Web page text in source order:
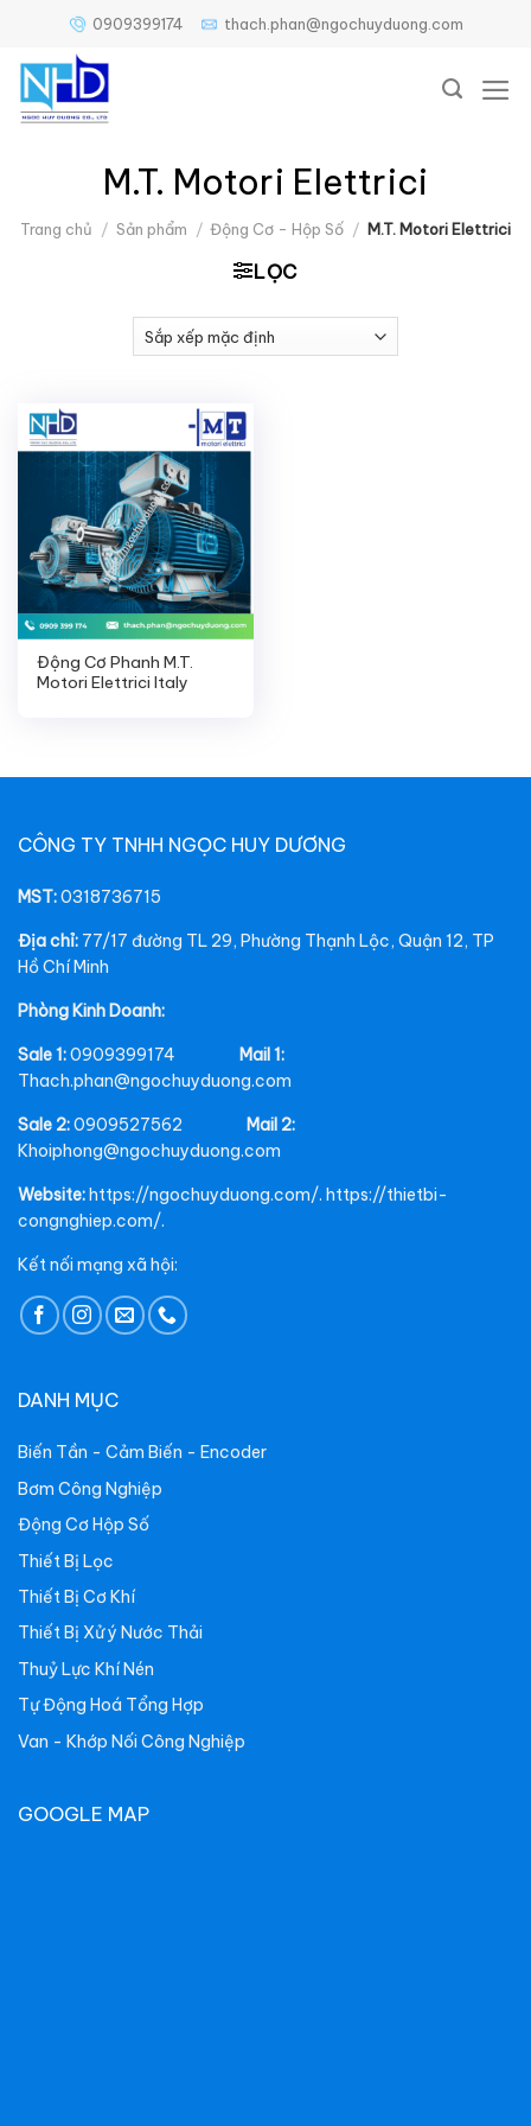
nội
dung
0909399174 thach.phan@ngochuyduong.com
M.T. Motori Elettrici
Trang chủ / Sản phẩm / Động Cơ - Hộp Số / M.T. Motori Elettrici
LỌC
Động Cơ Phanh M.T.
Motori Elettrici Italy
CÔNG TY TNHH NGỌC HUY DƯƠNG
MST:0318736715
Địa chỉ: 77/17 đường TL 29, Phường Thạnh Lộc, Quận 12, TP
Hồ Chí Minh
Phòng Kinh Doanh:
Sale 1:0909399174 Mail 1:
Thach.phan@ngochuyduong.com
Sale 2:0909527562 Mail 2:
Khoiphong@ngochuyduong.com
Website:https://ngochuyduong.com/. https://thietbi-
congnghiep.com/.
Kết nối mạng xã hội:
DANH MỤC
Biến Tần - Cảm Biến - Encoder
Bơm Công Nghiệp
Động Cơ Hộp Số
Thiết Bị Lọc
Thiết Bị Cơ Khí
Thiết Bị Xử ý Nước Thải
Thuỷ Lực Khí Nén
Tự Động Hoá Tổng Hợp
Van - Khớp Nối Công Nghiệp
GOOGLE MAP